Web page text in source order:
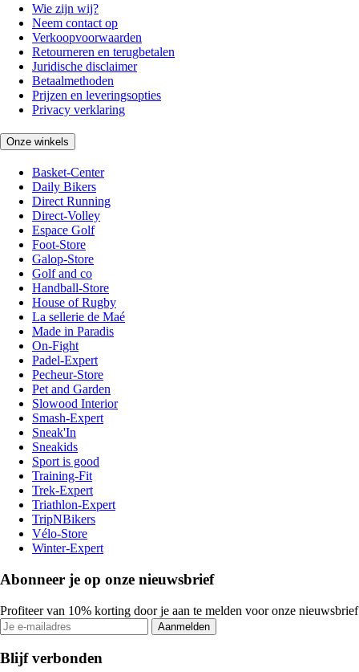
Wie zijn wij?
Neem contact op
Verkoopvoorwaarden
Retourneren en terugbetalen
Juridische disclaimer
Betaalmethoden
Prijzen en leveringsopties
Privacy verklaring
Onze winkels
Basket-Center
Daily Bikers
Direct Running
Direct-Volley
Espace Golf
Foot-Store
Galop-Store
Golf and co
Handball-Store
House of Rugby
La sellerie de Maé
Made in Paradis
On-Fight
Padel-Expert
Pecheur-Store
Pet and Garden
Slowood Interior
Smash-Expert
Sneak'In
Sneakids
Sport is good
Training-Fit
Trek-Expert
Triathlon-Expert
TripNBikers
Vélo-Store
Winter-Expert
Abonneer je op onze nieuwsbrief
Profiteer van 10% korting door je aan te melden voor onze nieuwsbrief
Aanmelden
Blijf verbonden